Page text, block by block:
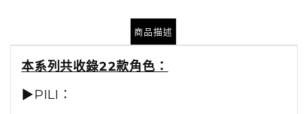
商品描述
本系列共收錄22款角色：
▶PILI：